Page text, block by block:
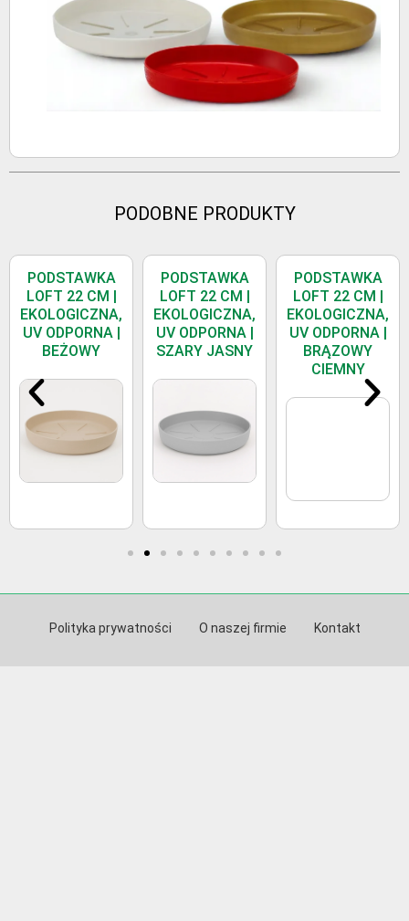
PODOBNE PRODUKTY
PODSTAWKA
LOFT 22 CM |
EKOLOGICZNA,
UV ODPORNA |
BEŻOWY
PODSTAWKA
LOFT 22 CM |
EKOLOGICZNA,
UV ODPORNA |
SZARY JASNY
PODSTAWKA
LOFT 22 CM |
EKOLOGICZNA,
UV ODPORNA |
BRĄZOWY
CIEMNY
Polityka prywatności O naszej firmie Kontakt